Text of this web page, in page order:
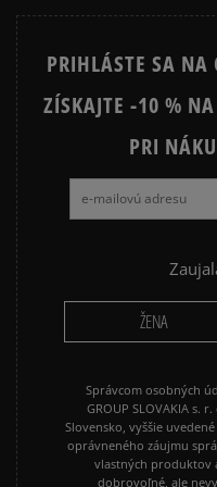
PRIHLÁSTE SA NA
ZÍSKAJTE -10 %
PRI
ŽENA
Správcom osobných
GROUP SLOVAKIA s.
Slovensko, vyššie
oprávneného záujmu
vlastných produktov
dobrovoľné, ale